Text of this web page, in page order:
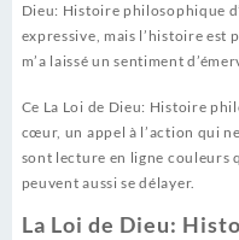
Dieu: Histoire philosophique
expressive, mais l’histoire
m’a laissé un sentiment
Ce La Loi de Dieu: Histoire
cœur, un appel à l’action qui
sont lecture en ligne couleurs
peuvent aussi se délayer.
La Loi de Dieu: